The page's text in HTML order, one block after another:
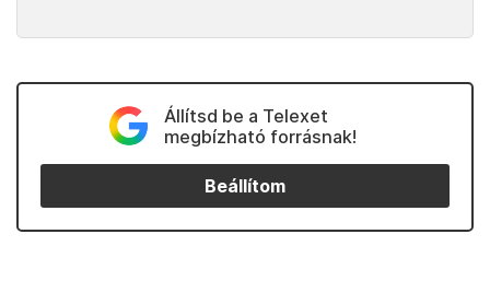
Állítsd be a Telexet
megbízható forrásnak!
Beállítom